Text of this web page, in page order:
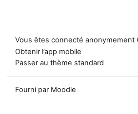
Vous êtes connecté anonymement
Obtenir l’app mobile
Passer au thème standard
Fourni par Moodle